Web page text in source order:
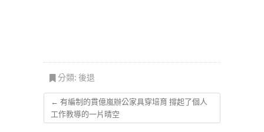
分類: 後退
← 有編制的貫億嵐辦公家具穿培育 撐起了個人
工作教導的一片晴空